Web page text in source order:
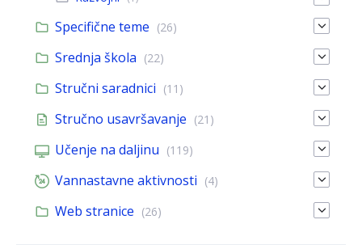
Specifične teme (26)
Srednja škola (22)
Stručni saradnici (11)
Stručno usavršavanje (21)
Učenje na daljinu (119)
Vannastavne aktivnosti (4)
Web stranice (26)